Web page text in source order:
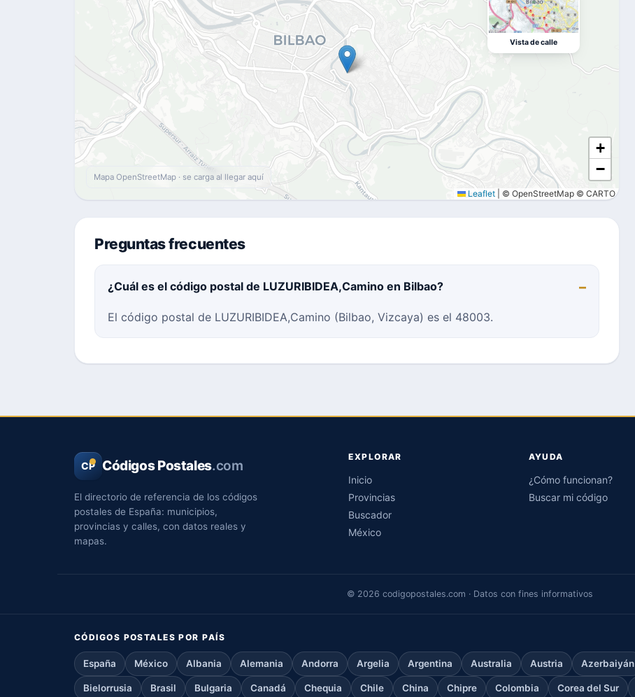
+
−
Leaflet © OpenStreetMap © CARTO
Vista de calle
Mapa OpenStreetMap · se carga al llegar aquí
Preguntas frecuentes
¿Cuál es el código postal de LUZURIBIDEA,Camino en Bilbao?
El código postal de LUZURIBIDEA,Camino (Bilbao, Vizcaya) es el 48003.
CP Códigos Postales.com
El directorio de referencia de los códigos
postales de España: municipios,
provincias y calles, con datos reales y
mapas.
EXPLORAR
Inicio
Provincias
Buscador
México
AYUDA
¿Cómo funcionan?
Buscar mi código
© 2026 codigopostales.com · Datos con fines informativos
CÓDIGOS POSTALES POR PAÍS
España México Albania Alemania Andorra Argelia Argentina Australia Austria Azerbaiyán
Bielorrusia Brasil Bulgaria Canadá Chequia Chile China Chipre Colombia Corea del Sur